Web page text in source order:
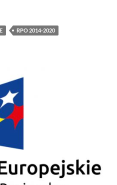
dotacją na informatyzację
RPO 2014-2020